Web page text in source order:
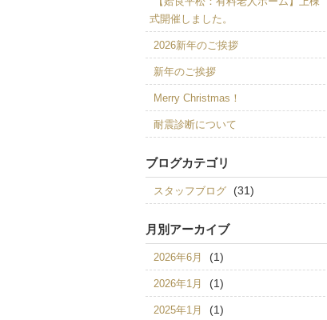
式開催しました。
2026新年のご挨拶
新年のご挨拶
Merry Christmas！
耐震診断について
ブログカテゴリ
スタッフブログ (31)
月別アーカイブ
2026年6月 (1)
2026年1月 (1)
2025年1月 (1)